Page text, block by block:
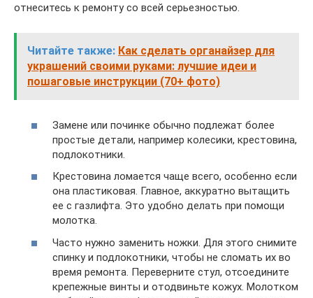
отнеситесь к ремонту со всей серьезностью.
Читайте также: Как сделать органайзер для
украшений своими руками: лучшие идеи и
пошаговые инструкции (70+ фото)
Замене или починке обычно подлежат более
простые детали, например колесики, крестовина,
подлокотники.
Крестовина ломается чаще всего, особенно если
она пластиковая. Главное, аккуратно вытащить
ее с газлифта. Это удобно делать при помощи
молотка.
Часто нужно заменить ножки. Для этого снимите
спинку и подлокотники, чтобы не сломать их во
время ремонта. Переверните стул, отсоедините
крепежные винты и отодвиньте кожух. Молотком